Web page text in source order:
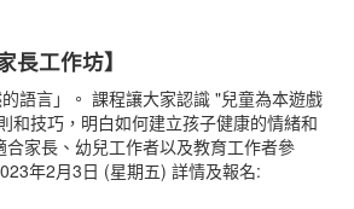
長工作坊】
的語言」。 課程讓大家認識 "兒童為本遊戲
和技巧，明白如何建立孩子健康的情緒和
合家長、幼兒工作者以及教育工作者參
年2月3日 (星期五) 詳情及報名: